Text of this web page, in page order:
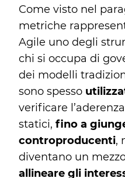
Come visto nel
metriche
Agile uno degli
chi si occupa di
dei modelli
sono spesso
verificare
statici, fino a
controproducenti,
diventano un
allineare gli